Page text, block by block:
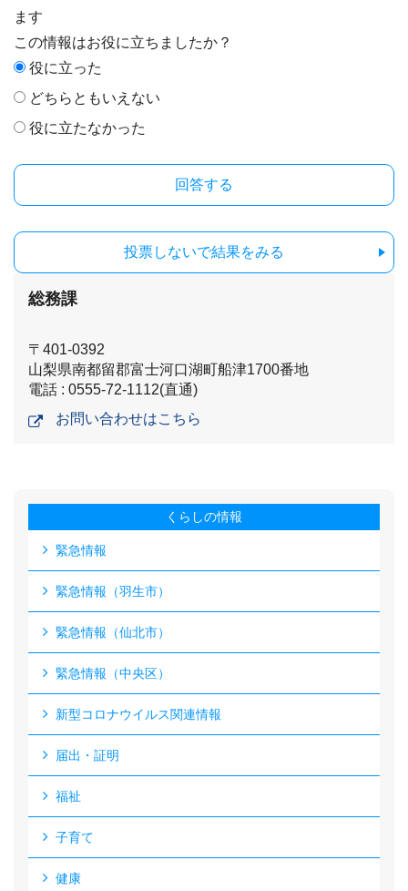
ます
この情報はお役に立ちましたか？
役に立った
どちらともいえない
役に立たなかった
投票しないで結果をみる
総務課
〒401-0392
山梨県南都留郡富士河口湖町船津1700番地
電話 : 0555-72-1112(直通)
お問い合わせはこちら
くらしの情報
緊急情報
緊急情報（羽生市）
緊急情報（仙北市）
緊急情報（中央区）
新型コロナウイルス関連情報
届出・証明
福祉
子育て
健康